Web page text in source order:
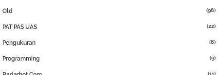
Old (98)
PAT PAS UAS (22)
Pengukuran (8)
Programming (9)